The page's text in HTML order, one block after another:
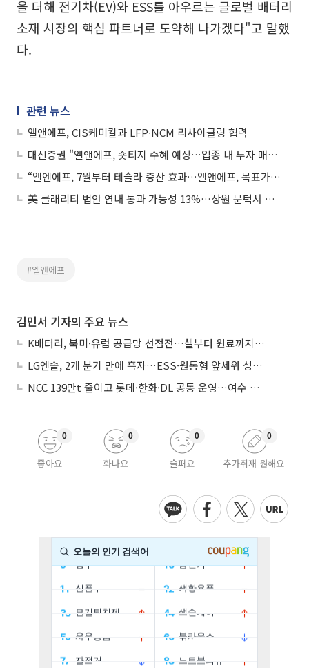
을 더해 전기차(EV)와 ESS를 아우르는 글로벌 배터리
소재 시장의 핵심 파트너로 도약해 나가겠다"고 말했
다.
관련 뉴스
엘앤에프, CIS케미칼과 LFP∙NCM 리사이클링 협력
대신증권 "엘앤에프, 숏티지 수혜 예상…업종 내 투자 매력 지속될 것"
“엘엔에프, 7월부터 테슬라 증산 효과…엘앤에프, 목표가 65%↑”
美 클래리티 법안 연내 통과 가능성 13%…상원 문턱서 제동
#엘앤에프
김민서 기자의 주요 뉴스
K배터리, 북미·유럽 공급망 선점전…셀부터 원료까지 현지화
LG엔솔, 2개 분기 만에 흑자…ESS·원통형 앞세워 성장 가속
NCC 139만t 줄이고 롯데·한화·DL 공동 운영…여수 1호 본궤도
좋아요
0
화나요
0
슬퍼요
0
추가취재 원해요
0